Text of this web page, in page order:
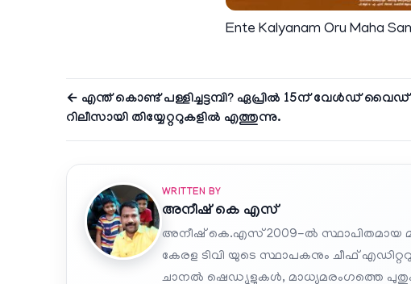
Ente Kalyanam Oru Maha
← എന്ത് കൊണ്ട് പള്ളിച്ചട്ടമ്പി? ഏപ്രിൽ 15ന് വേൾഡ് വൈഡ്
റിലീസായി തിയ്യേറ്ററുകളിൽ എത്തുന്നു.
WRITTEN BY
അനീഷ്‌ കെ എസ്
അനീഷ് കെ.എസ് 2009-ൽ സ്ഥാപിതമായ
കേരള ടിവി യുടെ സ്ഥാപകനും ചീഫ്
ചാനൽ ഷെഡ്യൂളുകൾ, മാധ്യമരംഗത്തെ